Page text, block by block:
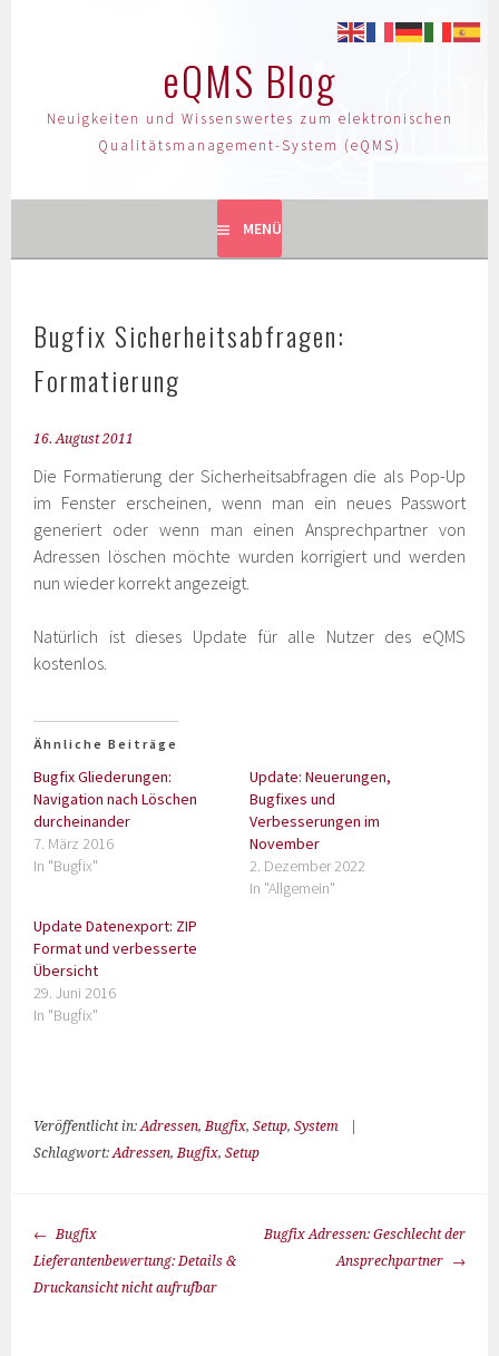
eQMS Blog
Neuigkeiten und Wissenswertes zum elektronischen
Qualitätsmanagement-System (eQMS)
MENÜ
Bugfix Sicherheitsabfragen:
Formatierung
16. August 2011
Die Formatierung der Sicherheitsabfragen die als Pop-Up
im Fenster erscheinen, wenn man ein neues Passwort
generiert oder wenn man einen Ansprechpartner von
Adressen löschen möchte wurden korrigiert und werden
nun wieder korrekt angezeigt.
Natürlich ist dieses Update für alle Nutzer des eQMS
kostenlos.
Ähnliche Beiträge
Bugfix Gliederungen:
Navigation nach Löschen
durcheinander
7. März 2016
In "Bugfix"
Update: Neuerungen,
Bugfixes und
Verbesserungen im
November
2. Dezember 2022
In "Allgemein"
Update Datenexport: ZIP
Format und verbesserte
Übersicht
29. Juni 2016
In "Bugfix"
Veröffentlicht in:Adressen,Bugfix,Setup,System
Schlagwort:Adressen,Bugfix,Setup
Bugfix
Lieferantenbewertung: Details &
Druckansicht nicht aufrufbar
Bugfix Adressen: Geschlecht der
Ansprechpartner